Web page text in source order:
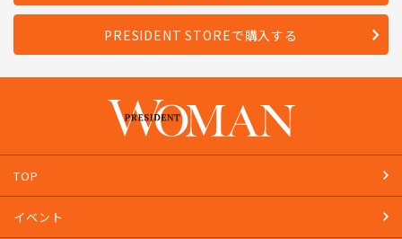
PRESIDENT STOREで購入する
TOP
イベント